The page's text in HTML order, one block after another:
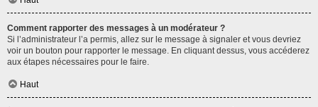
Comment rapporter des messages à un modérateur ?
Si l’administrateur l’a permis, allez sur le message à signaler et vous devriez
voir un bouton pour rapporter le message. En cliquant dessus, vous accéderez
aux étapes nécessaires pour le faire.
Haut